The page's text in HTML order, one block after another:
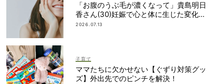
「お腹のうぶ毛が濃くなって」貴島明日
香さん(30)妊娠で心と体に生じた変化も
「愛しいです」
2026.07.13
子育て
ママたちに欠かせない【ぐずり対策グッ
ズ】外出先でのピンチを解決！